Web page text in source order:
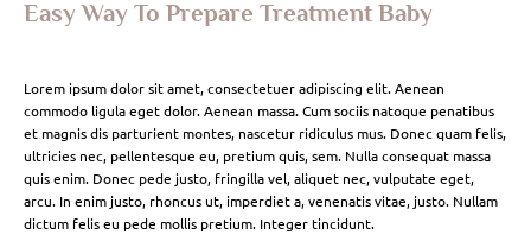
Easy Way To Prepare Treatment Baby
Lorem ipsum dolor sit amet, consectetuer adipiscing elit. Aenean
commodo ligula eget dolor. Aenean massa. Cum sociis natoque penatibus
et magnis dis parturient montes, nascetur ridiculus mus. Donec quam felis,
ultricies nec, pellentesque eu, pretium quis, sem. Nulla consequat massa
quis enim. Donec pede justo, fringilla vel, aliquet nec, vulputate eget,
arcu. In enim justo, rhoncus ut, imperdiet a, venenatis vitae, justo. Nullam
dictum felis eu pede mollis pretium. Integer tincidunt.